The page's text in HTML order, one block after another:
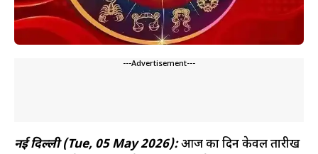
---Advertisement---
नई दिल्ली (Tue, 05 May 2026):आज का दिन केवल तारीख